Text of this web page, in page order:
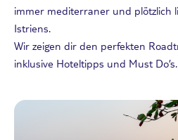
immer mediterraner und plötzlich
Istriens.
Wir zeigen dir den perfekten
inklusive Hoteltipps und Must Do’s.